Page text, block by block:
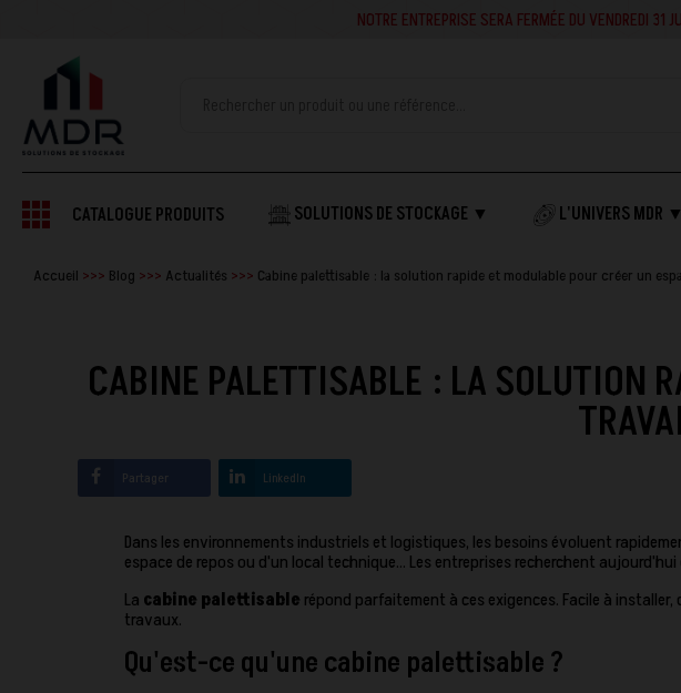
NOTRE ENTREPRISE SERA FERMÉE DU VENDREDI
CATALOGUE PRODUITS SOLUTIONS DE STOCKAGE ▼ L'UNIVERS MDR ▼
Accueil Blog Actualités Cabine palettisable : la solution rapide et modulable pour créer un
CABINE PALETTISABLE : LA SOLUTION
Partager LinkedIn
Dans les environnements industriels et logistiques, les besoins évoluent
espace de repos ou d'un local technique… Les entreprises recherchent
La cabine palettisable répond parfaitement à ces exigences. Facile à
travaux.
Qu'est-ce qu'une cabine palettisable ?